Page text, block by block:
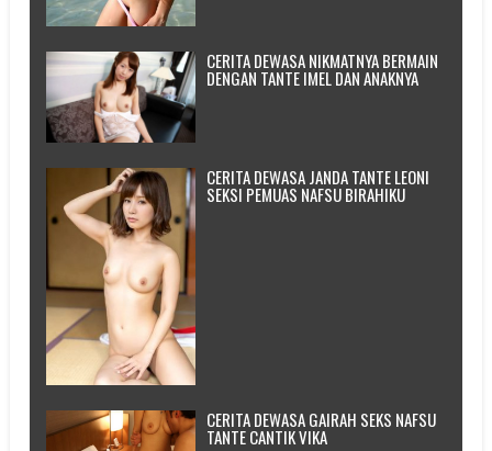
CERITA DEWASA NIKMATNYA BERMAIN
DENGAN TANTE IMEL DAN ANAKNYA
CERITA DEWASA JANDA TANTE LEONI
SEKSI PEMUAS NAFSU BIRAHIKU
CERITA DEWASA GAIRAH SEKS NAFSU
TANTE CANTIK VIKA